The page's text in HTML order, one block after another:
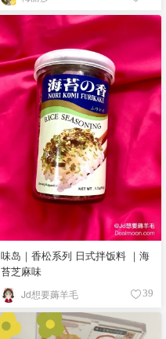
味岛｜香松系列 日式拌饭料 ｜海
苔芝麻味
Jd想要薅羊毛 39